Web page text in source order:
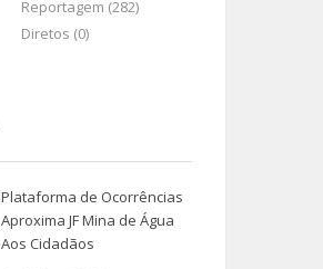
Reportagem (282)
Diretos (0)
Plataforma de Ocorrências
Aproxima JF Mina de Água
Aos Cidadãos